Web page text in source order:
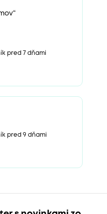
pred 7 dňami
pred 9 dňami